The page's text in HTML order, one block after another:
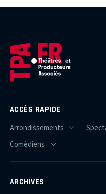
ACCÈS RAPIDE
ARCHIVES